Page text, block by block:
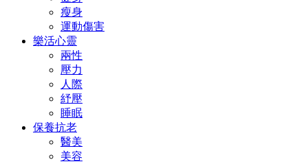
瘦身
運動傷害
樂活心靈
兩性
壓力
人際
紓壓
睡眠
保養抗老
醫美
美容